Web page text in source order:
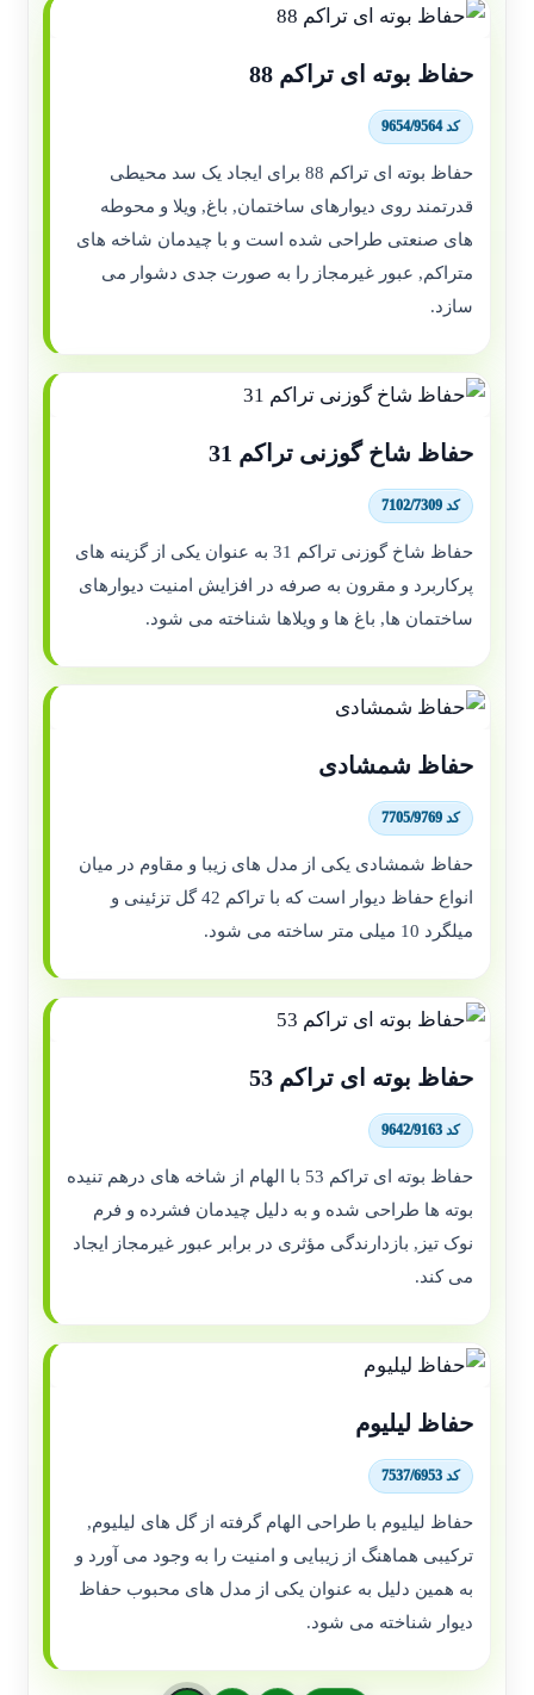
حفاظ بوته ای تراکم 88
کد 9654/9564
حفاظ بوته ای تراکم 88 برای ایجاد یک سد محیطی
قدرتمند روی دیوارهای ساختمان, باغ, ویلا و محوطه
های صنعتی طراحی شده است و با چیدمان شاخه های
متراکم, عبور غیرمجاز را به صورت جدی دشوار می
سازد.
حفاظ شاخ گوزنی تراکم 31
کد 7102/7309
حفاظ شاخ گوزنی تراکم 31 به عنوان یکی از گزینه های
پرکاربرد و مقرون به صرفه در افزایش امنیت دیوارهای
ساختمان ها, باغ ها و ویلاها شناخته می شود.
حفاظ شمشادی
کد 7705/9769
حفاظ شمشادی یکی از مدل های زیبا و مقاوم در میان
انواع حفاظ دیوار است که با تراکم 42 گل تزئینی و
میلگرد 10 میلی متر ساخته می شود.
حفاظ بوته ای تراکم 53
کد 9642/9163
حفاظ بوته ای تراکم 53 با الهام از شاخه های درهم تنیده
بوته ها طراحی شده و به دلیل چیدمان فشرده و فرم
نوک تیز, بازدارندگی مؤثری در برابر عبور غیرمجاز ایجاد
می کند.
حفاظ لیلیوم
کد 7537/6953
حفاظ لیلیوم با طراحی الهام گرفته از گل های لیلیوم,
ترکیبی هماهنگ از زیبایی و امنیت را به وجود می آورد و
به همین دلیل به عنوان یکی از مدل های محبوب حفاظ
دیوار شناخته می شود.